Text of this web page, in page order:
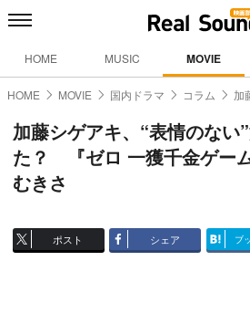
HOME MUSIC MOVIE
HOME MOVIE 国内ドラマ コラム 加
加藤シゲアキ、“表情のない
た？ 『ゼロ 一獲千金ゲー
むきさ
ポスト シェア ブ